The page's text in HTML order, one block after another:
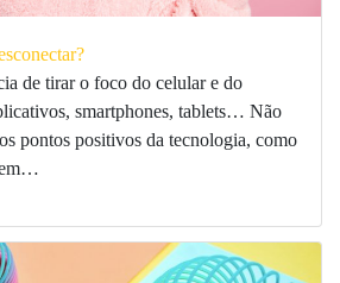
de tirar o foco do celular e do
smartphones, tablets… Não
pontos positivos da tecnologia, como
em…